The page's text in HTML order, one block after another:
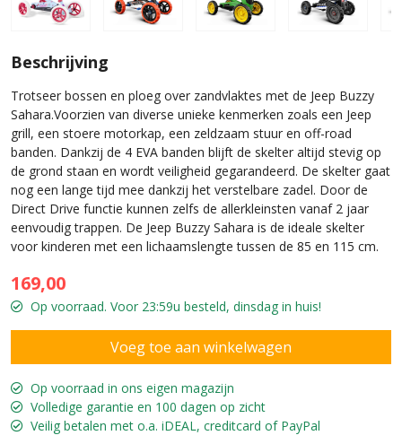
Beschrijving
Trotseer bossen en ploeg over zandvlaktes met de Jeep Buzzy
Sahara.Voorzien van diverse unieke kenmerken zoals een Jeep
grill, een stoere motorkap, een zeldzaam stuur en off-road
banden. Dankzij de 4 EVA banden blijft de skelter altijd stevig op
de grond staan en wordt veiligheid gegarandeerd. De skelter gaat
nog een lange tijd mee dankzij het verstelbare zadel. Door de
Direct Drive functie kunnen zelfs de allerkleinsten vanaf 2 jaar
eenvoudig trappen. De Jeep Buzzy Sahara is de ideale skelter
voor kinderen met een lichaamslengte tussen de 85 en 115 cm.
169,00
Op voorraad. Voor 23:59u besteld, dinsdag in huis!
Op voorraad in ons eigen magazijn
Volledige garantie en 100 dagen op zicht
Veilig betalen met o.a. iDEAL, creditcard of PayPal